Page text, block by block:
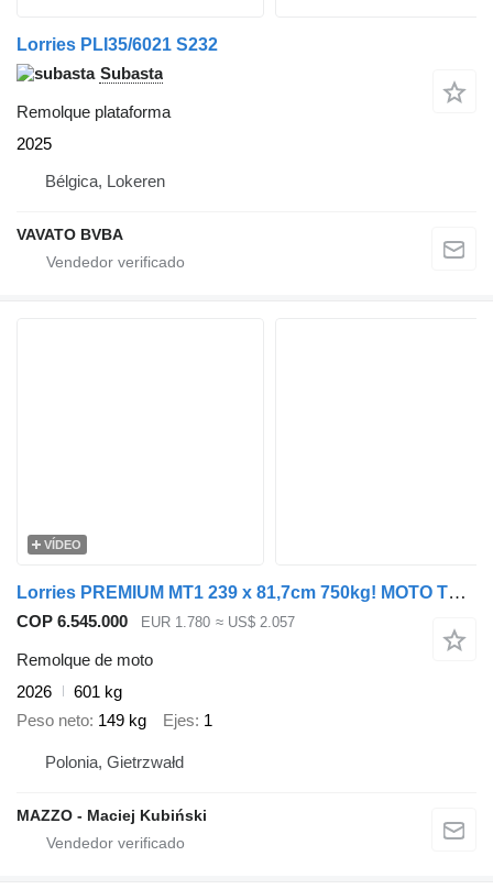
Lorries PLI35/6021 S232
Subasta
Remolque plataforma
2025
Bélgica, Lokeren
VAVATO BVBA
VÍDEO
Lorries PREMIUM MT1 239 x 81,7cm 750kg! MOTO TRAILER
COP 6.545.000 EUR 1.780 ≈ US$ 2.057
Remolque de moto
2026
601 kg
Peso neto 149 kg Ejes 1
Polonia, Gietrzwałd
MAZZO - Maciej Kubiński